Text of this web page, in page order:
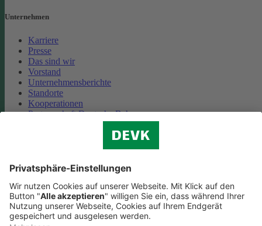
Unternehmen
Karriere
Presse
Das sind wir
Vorstand
Unternehmensberichte
Standorte
Kooperationen
Partnerschaft Deutsche Bahn
Cookie-Einstellungen
Datenschutz